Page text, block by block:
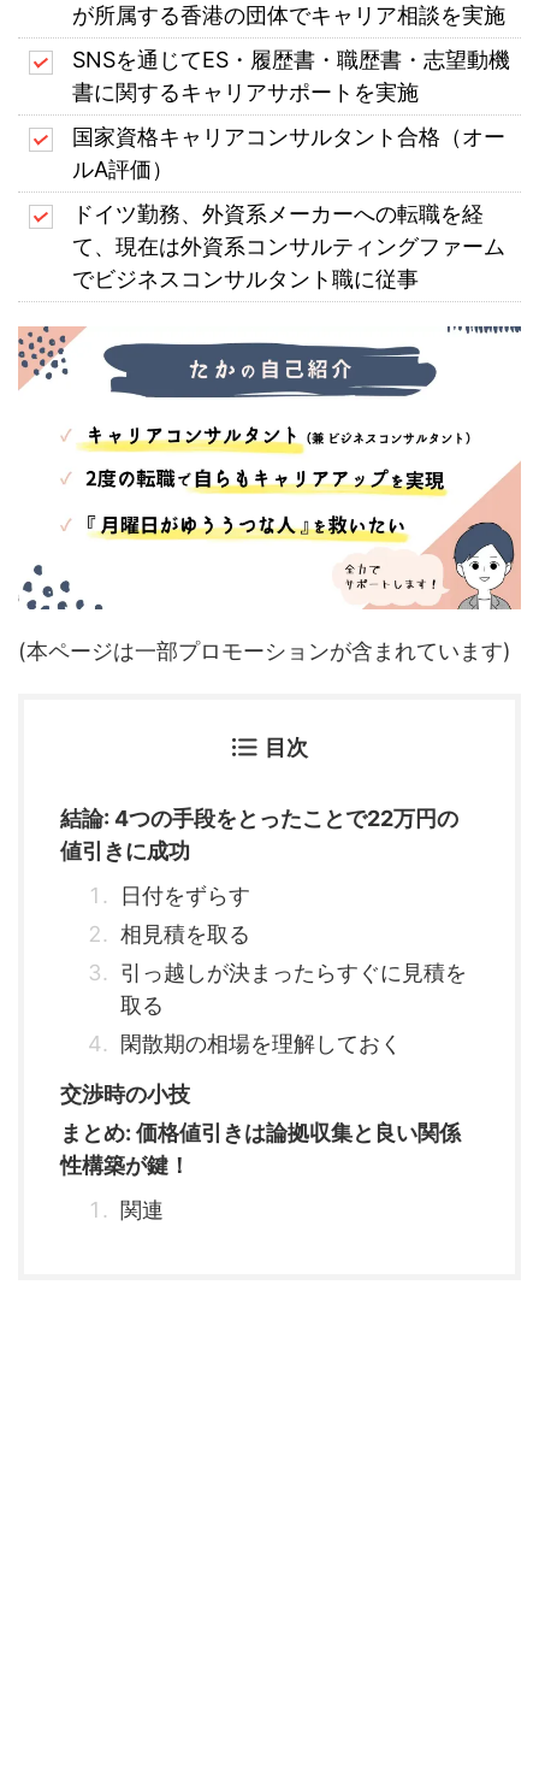
が所属する香港の団体でキャリア相談を実施
SNSを通じてES・履歴書・職歴書・志望動機
書に関するキャリアサポートを実施
国家資格キャリアコンサルタント合格（オー
ルA評価）
ドイツ勤務、外資系メーカーへの転職を経
て、現在は外資系コンサルティングファーム
でビジネスコンサルタント職に従事
(本ページは一部プロモーションが含まれています)
目次
結論: 4つの手段をとったことで22万円の
値引きに成功
日付をずらす
相見積を取る
引っ越しが決まったらすぐに見積を
取る
閑散期の相場を理解しておく
交渉時の小技
まとめ: 価格値引きは論拠収集と良い関係
性構築が鍵！
関連